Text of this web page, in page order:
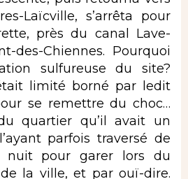
Laïcville, s’arrêta pour
près du canal Lave-
des-Chiennes. Pourquoi
sulfureuse du site?
limité borné par ledit
se remettre du choc…
quartier qu’il avait un
parfois traversé de
nuit pour garer lors du
la ville, et par ouï-dire.